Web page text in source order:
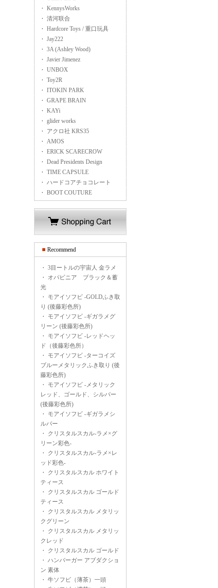
・ KennysWorks
・ 清河联合
・ Hardcore Toys / 重口玩具
・ Jay222
・ 3A (Ashley Wood)
・ Javier Jimenez
・ UNBOX
・ Toy2R
・ ITOKIN PARK
・ GRAPE BRAIN
・ KAYi
・ glider works
・ アクロ社 KRS35
・ AMOS
・ ERICK SCARECROW
・ Dead Presidents Design
・ TIME CAPSULE
・ ハードコアチョコレート
・ BOOT COUTURE
Recommend
・ 3目ートルの宇宙人 金ラメ
・ オパビニア ブラック＆蓄
光
・ モアイソフビ -GOLDふき取
り (後藤彩色所)
・ モアイソフビ -ギガラメグ
リーン (後藤彩色所)
・ モアイソフビ -レッドヘッ
ド（後藤彩色所）
・ モアイソフビ -ターコイズ
ブルーメタリックふき取り (後
藤彩色所)
・ モアイソフビ -メタリック
レッド、ゴールド、シルバー
(後藤彩色所)
・ モアイソフビ -ギガラメシ
ルバー
・ クリスタルスカル-ラメ×グ
リーン彩色-
・ クリスタルスカル-ラメ×レ
ッド彩色-
・ クリスタルスカル ホワイト
ティース
・ クリスタルスカル ゴールド
ティース
・ クリスタルスカル メタリッ
クグリーン
・ クリスタルスカル メタリッ
クレッド
・ クリスタルスカル ゴールド
・ ハンバーガー アブダクショ
ン 素体
・ 牛ソフビ（薄茶）一頭